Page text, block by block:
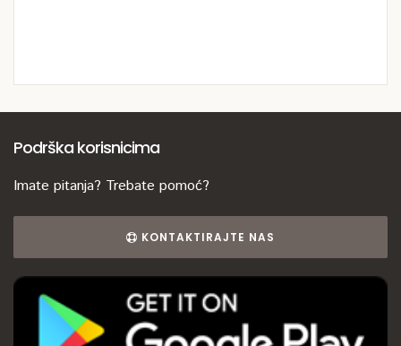
Podrška korisnicima
Imate pitanja? Trebate pomoć?
KONTAKTIRAJTE NAS